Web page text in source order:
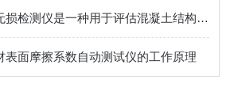
混凝土结构质量无损检测仪是一种用于评估混凝土结构质量和检测其内部缺陷的设备
表面摩擦系数自动测试仪的工作原理